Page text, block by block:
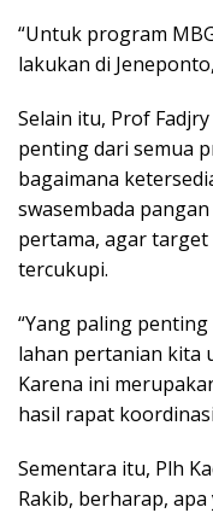
“Untuk program
lakukan di
Selain itu, Prof
penting dari semua
bagaimana
swasembada
pertama, agar
tercukupi.
“Yang paling
lahan pertanian kita
Karena ini
hasil rapat
Sementara itu, Plh
Rakib, berharap,